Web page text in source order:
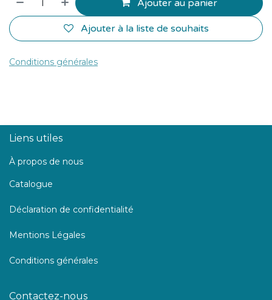
Ajouter au panier
Ajouter à la liste de souhaits
Conditions générales
Liens utiles
À propos de nous
Catalogue
Déclaration de confidentialité
Mentions Légales
Conditions générales
Contactez-nous